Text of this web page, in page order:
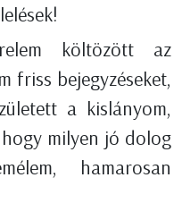
költözött az
friss bejegyzéseket,
a kislányom,
milyen jó dolog
hamarosan